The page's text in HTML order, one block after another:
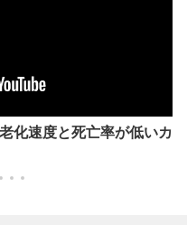
化速度と死亡率が低いカ